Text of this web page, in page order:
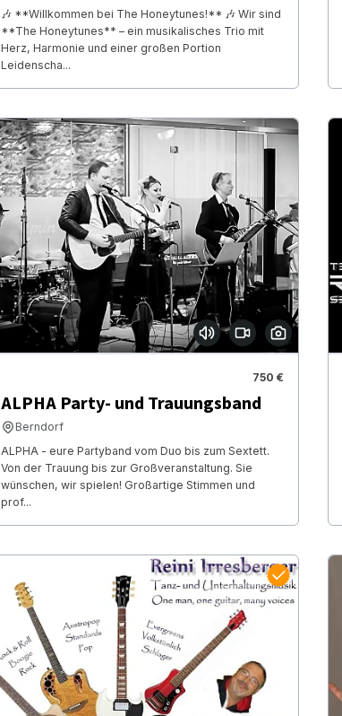
🎶 **Willkommen bei The Honeytunes!** 🎶 Wir sind
**The Honeytunes** – ein musikalisches Trio mit
Herz, Harmonie und einer großen Portion
Leidenscha...
750 €
ALPHA Party- und Trauungsband
Berndorf
ALPHA - eure Partyband vom Duo bis zum Sextett.
Von der Trauung bis zur Großveranstaltung. Sie
wünschen, wir spielen! Großartige Stimmen und
prof...